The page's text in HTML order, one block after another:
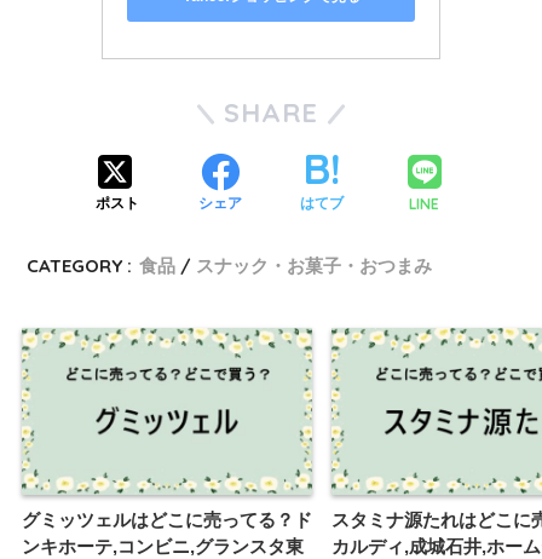
SHARE
ポスト シェア はてブ LINE
CATEGORY : 食品 スナック・お菓子・おつまみ
グミッツェルはどこに売ってる？ド
ンキホーテ,コンビニ,グランスタ東
スタミナ源たれはどこに
カルディ,成城石井,ホー